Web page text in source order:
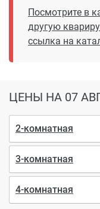
Посмотрите в
другую
ссылка на
ЦЕНЫ НА 07
2-комнатная
3-комнатная
4-комнатная